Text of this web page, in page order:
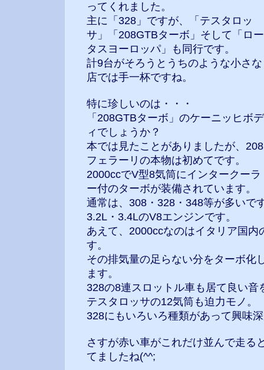
ってくれました。
主に「328」ですが、「テスタロッ
サ」「208GTBターボ」そして「ロー
タスヨーロッパ」も同行です。
計9台がそろうとうちのような小さな
店では手一杯ですね。
特に珍しいのは・・・
「208GTBターボ」のケーニッヒボデ
ィでしょうか？
本では見たことがありましたが、208
フェラーリの本物は初めてです。
2000ccでV型8気筒にインタークーラ
ー付のターボが装備されています。
通常は、308・328・348等が多いで
3.2L・3.4LのV8エンジンです。
あえて、2000ccなのはイタリア国内
す。
その排気量の足らない分をターボ化
ます。
328の8連スロットル車も居て良い音
テスタロッサの12気筒も迫力モノ。
328にもいろいろ種類があって興味
さすが赤い車がこれだけ並んで走る
てましたね(^^;